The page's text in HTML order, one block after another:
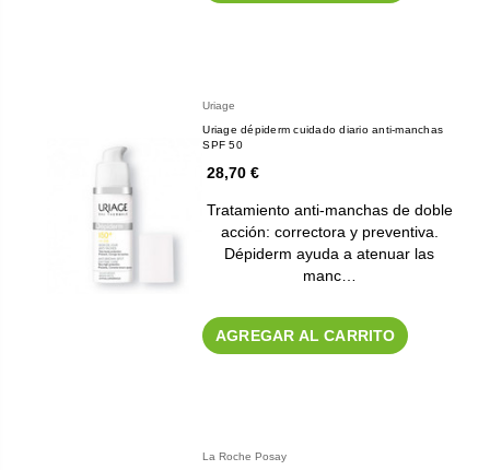
Uriage
Uriage dépiderm cuidado diario anti-manchas
SPF 50
28,70 €
Tratamiento anti-manchas de doble
acción: correctora y preventiva.
Dépiderm ayuda a atenuar las
manc…
AGREGAR AL CARRITO
La Roche Posay